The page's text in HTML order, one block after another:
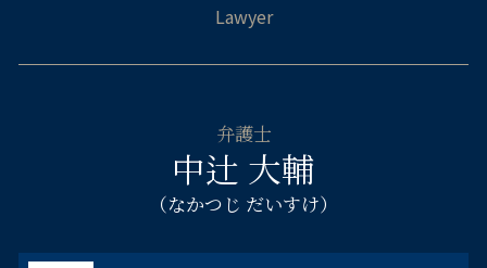
刑事告訴 不起訴
遺産分割協議書 作り方
相続 配偶者 子供
法定相続分 割合
自己破産 車 現金
自己破産 管財人 仕事
個人 自己破産 デメリット
自己破産 免責決定 官報
不貞慰 謝料請求 弁護士 福島区
交通事故 弁護士 大阪市北区
交通事故 弁護士 都島区
企業法務 弁護士 都島区
交通事故 弁護士 天王寺区
倒産 弁護士 大阪市西区
弁護士
中辻 大輔
（なかつじ だいすけ）